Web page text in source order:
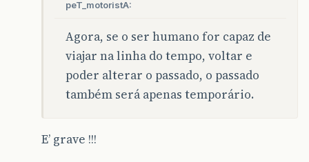
peT_motoristA:
Agora, se o ser humano for capaz de
viajar na linha do tempo, voltar e
poder alterar o passado, o passado
também será apenas temporário.
E’ grave !!!